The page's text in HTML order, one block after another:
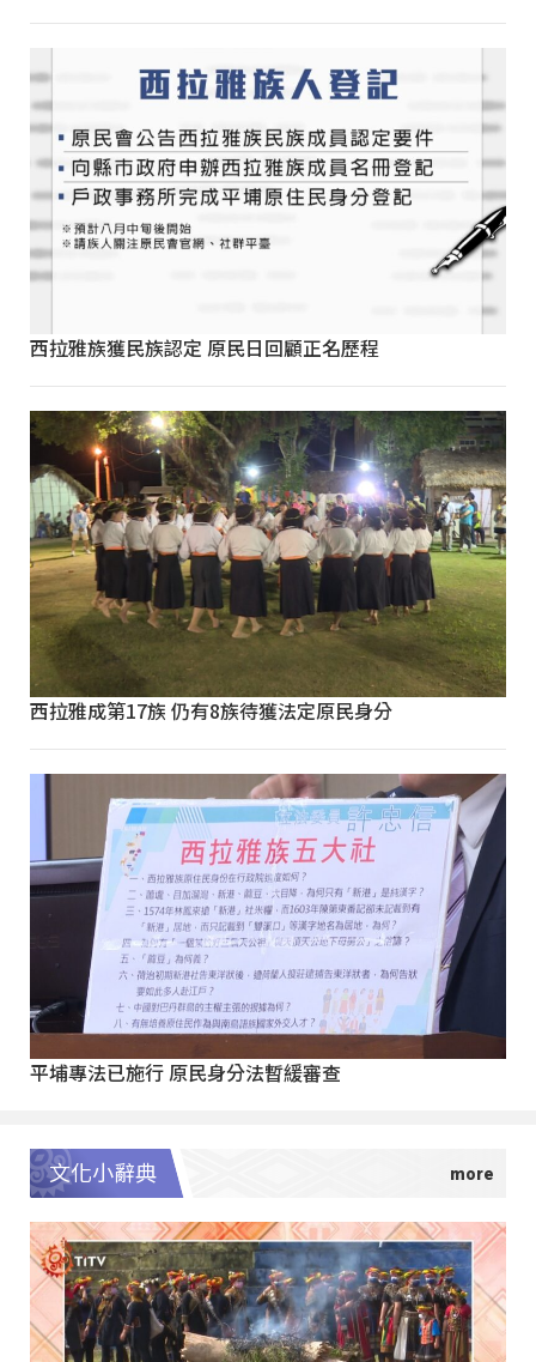
西拉雅族獲民族認定 原民日回顧正名歷程
西拉雅成第17族 仍有8族待獲法定原民身分
平埔專法已施行 原民身分法暫緩審查
文化小辭典